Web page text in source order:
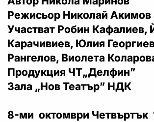
Режисьор Николай Акимов
Участват Робин Кафалиев,
Карачивиев, Юлия
Рангелов, Виолета
Продукция ЧТ„Делфин”
Зала „Нов Театър” НДК
8-ми октомври Четвъртък